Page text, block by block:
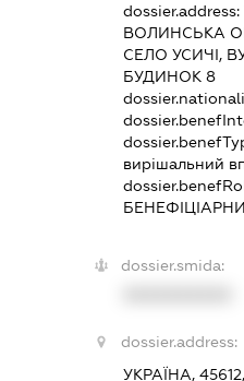
dossier.address:
ВОЛИНСЬКА
СЕЛО УСИЧІ,
БУДИНОК 8
вирішальний
dossier.smida:
dossier.address:
УКРАЇНА,